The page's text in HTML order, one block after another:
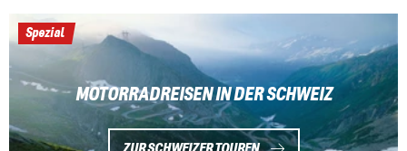
Spezial
MOTORRADREISEN IN DER SCHWEIZ